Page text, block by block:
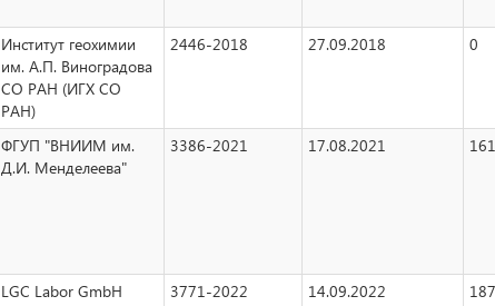
Институт геохимии
им. А.П. Виноградова
СО РАН (ИГХ СО
РАН)
2446-2018 27.09.2018 0
ФГУП "ВНИИМ им.
Д.И. Менделеева"
3386-2021 17.08.2021
LGC Labor GmbH 3771-2022 14.09.2022